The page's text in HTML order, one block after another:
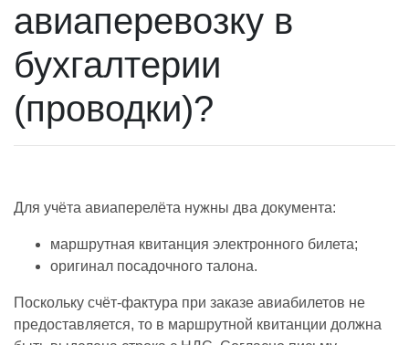
авиаперевозку в
бухгалтерии
(проводки)?
Для учёта авиаперелёта нужны два документа:
маршрутная квитанция электронного билета;
оригинал посадочного талона.
Поскольку счёт-фактура при заказе авиабилетов не
предоставляется, то в маршрутной квитанции должна